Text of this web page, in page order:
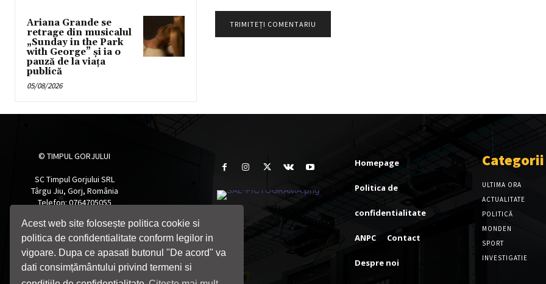
Acest web site folosește politica cookie si
politica de confidentialitate conform legilor in
vigoare. Dupa ce apasati butonul "De acord" va
dati consimțământului privind termeni si
Ariana Grande se
retrage din musicalul
„Sunday in the Park
with George” și ia o
pauză de la viața
publică
05/08/2026
© TIMPUL GORJULUI
SC Timpul Gorjului SRL
Târgu Jiu, Gorj, România
Telefon: 0764705055
Homepage
Politica de
confidentialitate
ANPC Contact
Despre noi
Categorii
ULTIMA ORA
ACTUALITATE
POLITICĂ
MONDEN
SPORT
INVESTIGATIE